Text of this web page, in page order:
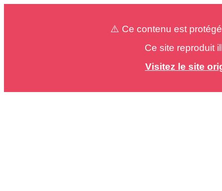
⚠️ Ce contenu est
Ce site reproduit
Visitez le site